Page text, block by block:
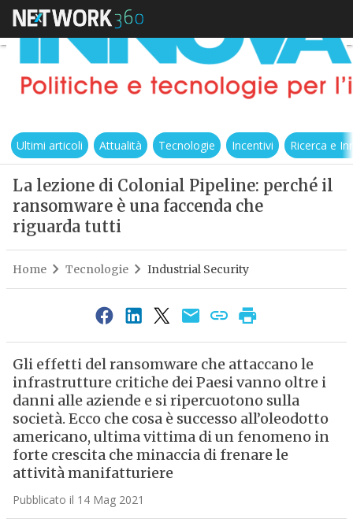
Ultimi articoli Attualità Tecnologie Incentivi Ricerca e
La lezione di Colonial Pipeline: perché il
ransomware è una faccenda che
riguarda tutti
Home Tecnologie Industrial Security
Gli effetti del ransomware che attaccano le
infrastrutture critiche dei Paesi vanno oltre i
danni alle aziende e si ripercuotono sulla
società. Ecco che cosa è successo all’oleodotto
americano, ultima vittima di un fenomeno in
forte crescita che minaccia di frenare le
attività manifatturiere
Pubblicato il 14 Mag 2021